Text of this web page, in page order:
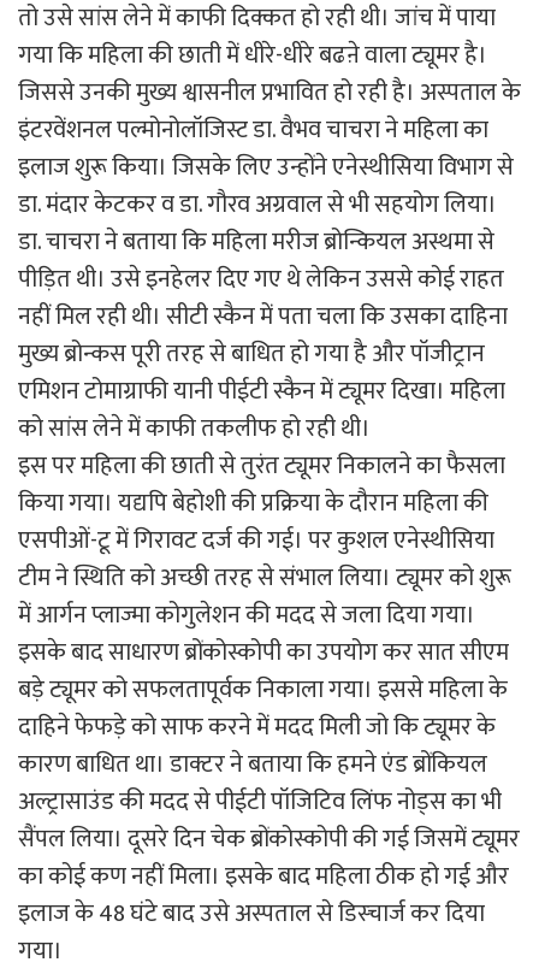
तो उसे सांस लेने में काफी दिक्कत हो रही थी। जांच में पाया
गया कि महिला की छाती में धीरे-धीरे बढऩे वाला ट्यूमर है।
जिससे उनकी मुख्य श्वासनील प्रभावित हो रही है। अस्पताल के
इंटरवेंशनल पल्मोनोलॉजिस्ट डा. वैभव चाचरा ने महिला का
इलाज शुरू किया। जिसके लिए उन्होंने एनेस्थीसिया विभाग से
डा. मंदार केटकर व डा. गौरव अग्रवाल से भी सहयोग लिया।
डा. चाचरा ने बताया कि महिला मरीज ब्रोन्कियल अस्थमा से
पीड़ित थी। उसे इनहेलर दिए गए थे लेकिन उससे कोई राहत
नहीं मिल रही थी। सीटी स्कैन में पता चला कि उसका दाहिना
मुख्य ब्रोन्कस पूरी तरह से बाधित हो गया है और पॉजीट्रान
एमिशन टोमाग्राफी यानी पीईटी स्कैन में ट्यूमर दिखा। महिला
को सांस लेने में काफी तकलीफ हो रही थी।
इस पर महिला की छाती से तुरंत ट्यूमर निकालने का फैसला
किया गया। यद्यपि बेहोशी की प्रक्रिया के दौरान महिला की
एसपीओं-टू में गिरावट दर्ज की गई। पर कुशल एनेस्थीसिया
टीम ने स्थिति को अच्छी तरह से संभाल लिया। ट्यूमर को शुरू
में आर्गन प्लाज्मा कोगुलेशन की मदद से जला दिया गया।
इसके बाद साधारण ब्रोंकोस्कोपी का उपयोग कर सात सीएम
बड़े ट्यूमर को सफलतापूर्वक निकाला गया। इससे महिला के
दाहिने फेफड़े को साफ करने में मदद मिली जो कि ट्यूमर के
कारण बाधित था। डाक्टर ने बताया कि हमने एंड ब्रोंकियल
अल्ट्रासाउंड की मदद से पीईटी पॉजिटिव लिंफ नोड्स का भी
सैंपल लिया। दूसरे दिन चेक ब्रोंकोस्कोपी की गई जिसमें ट्यूमर
का कोई कण नहीं मिला। इसके बाद महिला ठीक हो गई और
इलाज के 48 घंटे बाद उसे अस्पताल से डिस्चार्ज कर दिया
गया।